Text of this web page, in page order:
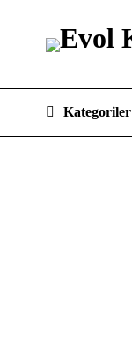
Kategoriler